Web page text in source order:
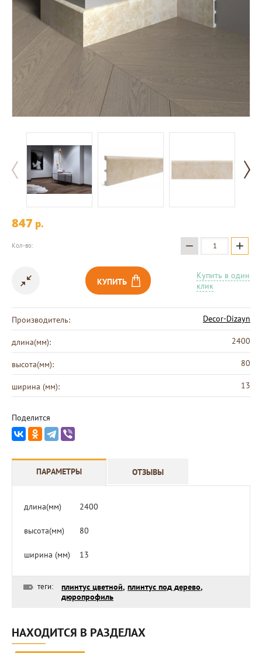
847 p.
Кол-во: − +
КУПИТЬ
Купить в один
клик
Производитель: Decor-Dizayn
длина(мм): 2400
высота(мм): 80
ширина (мм): 13
Поделится
ПАРАМЕТРЫ ОТЗЫВЫ
длина(мм) 2400
высота(мм) 80
ширина (мм) 13
теги: плинтус цветной, плинтус под дерево,
дюропрофиль
НАХОДИТСЯ В РАЗДЕЛАХ